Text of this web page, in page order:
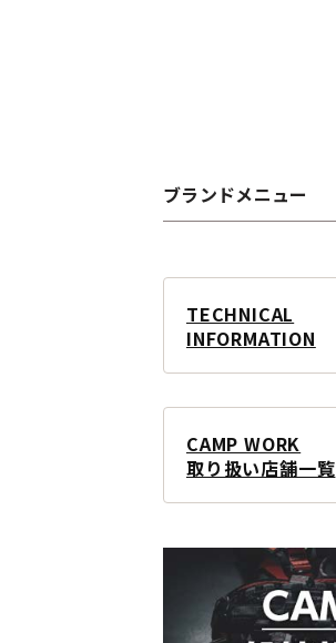
ブランドメニュー
TECHNICAL
INFORMATION
CAMP WORK
取り扱い店舗一覧